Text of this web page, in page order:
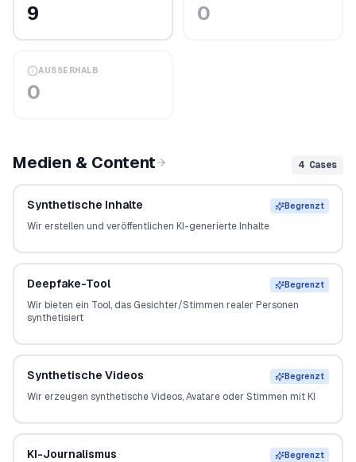
9 0
AUSSERHALB
0
Medien & Content 4Cases
Synthetische Inhalte Begrenzt
Wir erstellen und veröffentlichen KI-generierte Inhalte
Deepfake-Tool Begrenzt
Wir bieten ein Tool, das Gesichter/Stimmen realer Personen
synthetisiert
Synthetische Videos Begrenzt
Wir erzeugen synthetische Videos, Avatare oder Stimmen mit KI
KI-Journalismus Begrenzt